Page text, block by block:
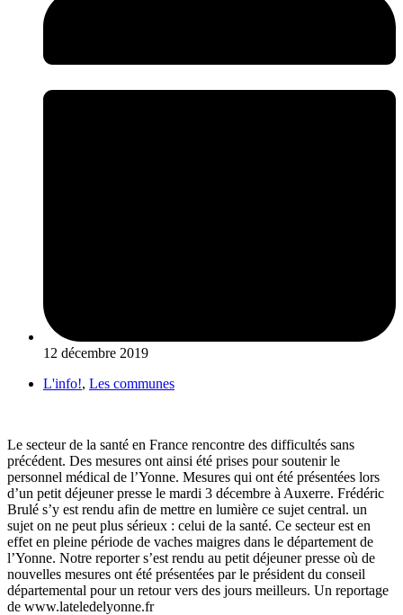
12 décembre 2019
L'info!, Les communes
Le secteur de la santé en France rencontre des difficultés sans
précédent. Des mesures ont ainsi été prises pour soutenir le
personnel médical de l’Yonne. Mesures qui ont été présentées lors
d’un petit déjeuner presse le mardi 3 décembre à Auxerre. Frédéric
Brulé s’y est rendu afin de mettre en lumière ce sujet central. un
sujet on ne peut plus sérieux : celui de la santé. Ce secteur est en
effet en pleine période de vaches maigres dans le département de
l’Yonne. Notre reporter s’est rendu au petit déjeuner presse où de
nouvelles mesures ont été présentées par le président du conseil
départemental pour un retour vers des jours meilleurs. Un reportage
de www.lateledelyonne.fr